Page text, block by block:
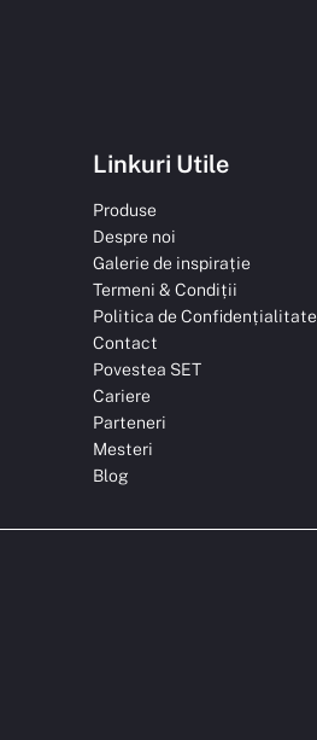
Linkuri Utile
Produse
Despre noi
Galerie de inspirație
Termeni & Condiții
Politica de Confidențialitate
Contact
Povestea SET
Cariere
Parteneri
Mesteri
Blog